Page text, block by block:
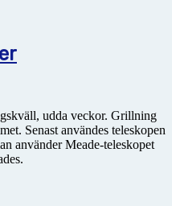
udda veckor. Grillning
Senast användes teleskopen
använder Meade-teleskopet